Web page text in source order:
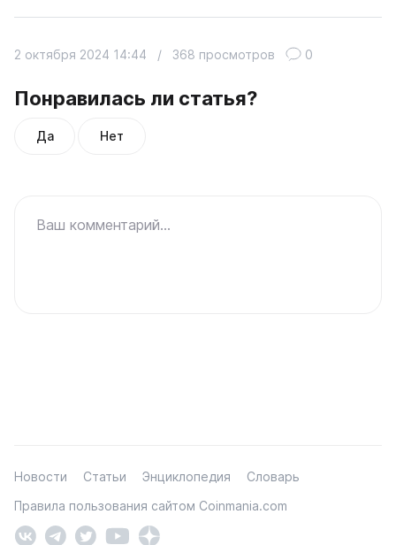
Понравилась ли статья?
Да Нет
2 октября 2024 14:44 / 368 просмотров 0
Ваш комментарий...
Новости Статьи Энциклопедия
Словарь
Правила пользования сайтом Coinmania.com